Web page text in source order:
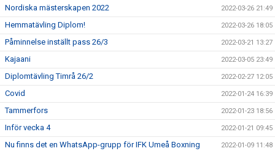
Nordiska mästerskapen 2022 2022-03-26 21:49
Hemmatävling Diplom! 2022-03-26 18:05
Påminnelse inställt pass 26/3 2022-03-21 13:27
Kajaani 2022-03-05 23:49
Diplomtävling Timrå 26/2 2022-02-27 12:05
Covid 2022-01-24 16:39
Tammerfors 2022-01-23 18:56
Inför vecka 4 2022-01-21 09:45
Nu finns det en WhatsApp-grupp för IFK Umeå Boxning 2022-01-09 11:48